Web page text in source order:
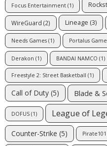
Focus Entertainment (1)
WireGuard (2) Lineage (3)
Needs Games (1) Portalus
Derakon (1) BANDAI NAMCO (1)
Freestyle 2: Street Basketball (1)
Call of Duty (5) Blade &
DOFUS (1) League of
Counter-Strike (5) Pirate101